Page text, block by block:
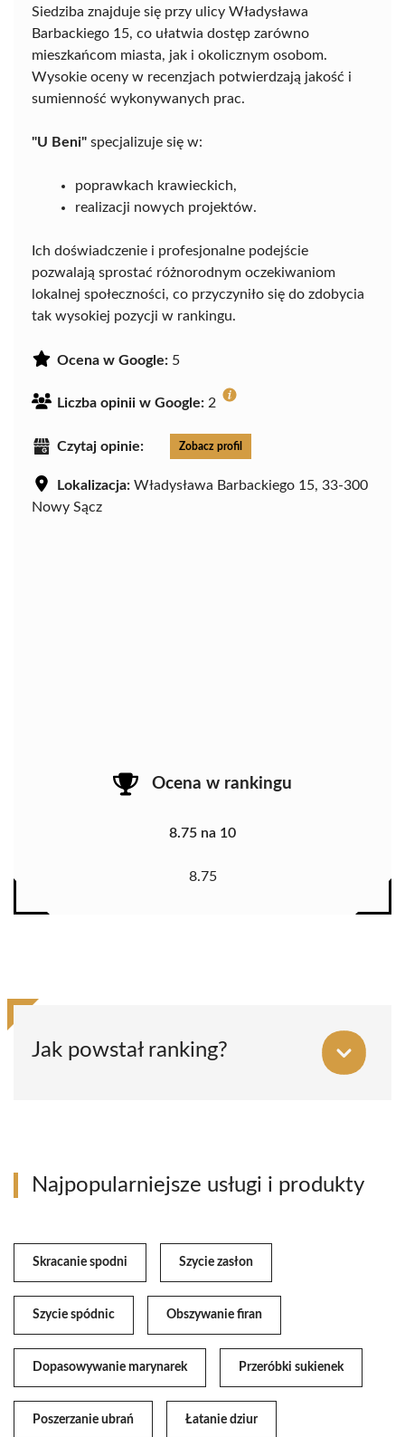
Siedziba znajduje się przy ulicy Władysława
Barbackiego 15, co ułatwia dostęp zarówno
mieszkańcom miasta, jak i okolicznym osobom.
Wysokie oceny w recenzjach potwierdzają jakość i
sumienność wykonywanych prac.
"U Beni" specjalizuje się w:
poprawkach krawieckich,
realizacji nowych projektów.
Ich doświadczenie i profesjonalne podejście
pozwalają sprostać różnorodnym oczekiwaniom
lokalnej społeczności, co przyczyniło się do zdobycia
tak wysokiej pozycji w rankingu.
Ocena w Google: 5
Liczba opinii w Google: 2
Czytaj opinie: Zobacz profil
Lokalizacja: Władysława Barbackiego 15, 33-300
Nowy Sącz
Ocena w rankingu
8.75 na 10
8.75
Jak powstał ranking?
Najpopularniejsze usługi i produkty
Skracanie spodni Szycie zasłon
Szycie spódnic Obszywanie firan
Dopasowywanie marynarek Przeróbki sukienek
Poszerzanie ubrań Łatanie dziur